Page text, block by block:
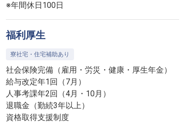
※年間休日100日
福利厚生
寮社宅・住宅補助あり
社会保険完備（雇用・労災・健康・厚生年金）
給与改定年1回（7月）
人事考課年2回（4月・10月）
退職金（勤続3年以上）
資格取得支援制度